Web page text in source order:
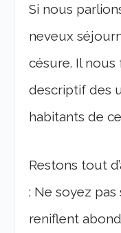
Si nous
neveux
césure. Il nous
descriptif des
habitants de
Restons tout
: Ne soyez
reniflent